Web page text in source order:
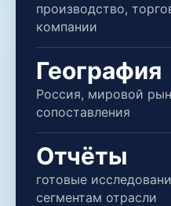
производство,
компании
География
Россия, мировой
сопоставления
Отчёты
готовые
сегментам отрасли